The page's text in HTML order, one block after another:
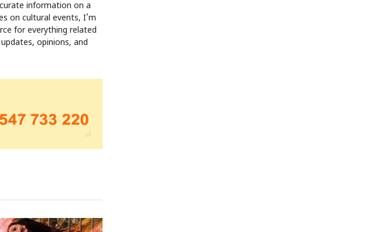
information on a
on cultural events, I'm
for everything related
opinions, and